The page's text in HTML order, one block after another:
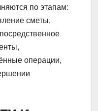
по этапам:
сметы,
операции,